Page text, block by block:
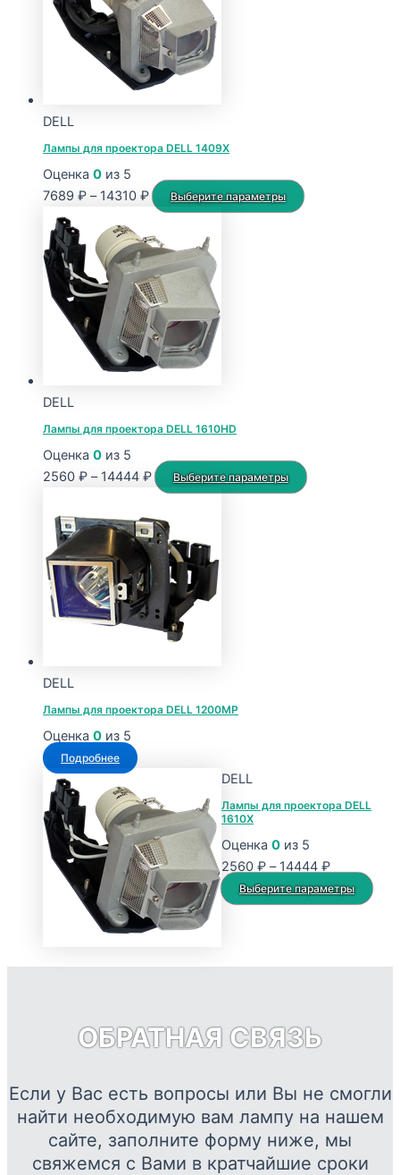
DELL
Лампы для проектора DELL 1409X
Оценка 0 из 5
7689 ₽ – 14310 ₽Диапазон
цен:
7689 ₽
–
14310 ₽
Выберите параметры
Этот
DELL
Лампы для проектора DELL 1610HD
Оценка 0 из 5
2560 ₽ – 14444 ₽Диапазон
цен:
2560 ₽
–
14444 ₽
Выберите параметры
Этот
DELL
Лампы для проектора DELL 1200MP
Оценка 0 из 5
Подробнее
DELL
Лампы для проектора DELL
1610X
Оценка 0 из 5
2560 ₽ – 14444 ₽Диапазон
цен:
2560 ₽
Выберите параметры
ОБРАТНАЯ СВЯЗЬ
Если у Вас есть вопросы или Вы не смогли
найти необходимую вам лампу на нашем
сайте, заполните форму ниже, мы
свяжемся с Вами в кратчайшие сроки